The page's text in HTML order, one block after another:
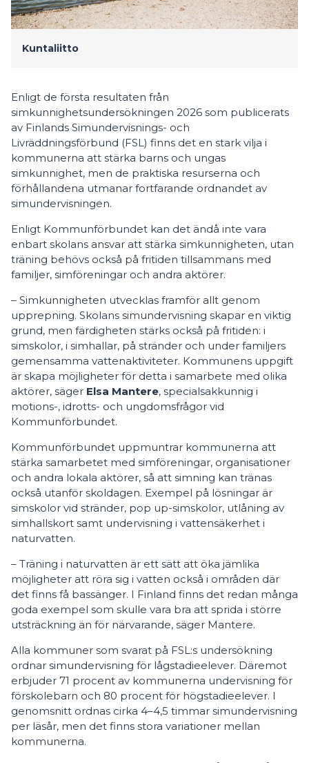
Kuntaliitto
Enligt de första resultaten från
simkunnighetsundersökningen 2026 som publicerats
av Finlands Simundervisnings- och
Livräddningsförbund (FSL) finns det en stark vilja i
kommunerna att stärka barns och ungas
simkunnighet, men de praktiska resurserna och
förhållandena utmanar fortfarande ordnandet av
simundervisningen.
Enligt Kommunförbundet kan det ändå inte vara
enbart skolans ansvar att stärka simkunnigheten, utan
träning behövs också på fritiden tillsammans med
familjer, simföreningar och andra aktörer.
– Simkunnigheten utvecklas framför allt genom
upprepning. Skolans simundervisning skapar en viktig
grund, men färdigheten stärks också på fritiden: i
simskolor, i simhallar, på stränder och under familjers
gemensamma vattenaktiviteter. Kommunens uppgift
är skapa möjligheter för detta i samarbete med olika
aktörer, säger Elsa Mantere, specialsakkunnig i
motions-, idrotts- och ungdomsfrågor vid
Kommunförbundet.
Kommunförbundet uppmuntrar kommunerna att
stärka samarbetet med simföreningar, organisationer
och andra lokala aktörer, så att simning kan tränas
också utanför skoldagen. Exempel på lösningar är
simskolor vid stränder, pop up-simskolor, utlåning av
simhallskort samt undervisning i vattensäkerhet i
naturvatten.
– Träning i naturvatten är ett sätt att öka jämlika
möjligheter att röra sig i vatten också i områden där
det finns få bassänger. I Finland finns det redan många
goda exempel som skulle vara bra att sprida i större
utsträckning än för närvarande, säger Mantere.
Alla kommuner som svarat på FSL:s undersökning
ordnar simundervisning för lågstadieelever. Däremot
erbjuder 71 procent av kommunerna undervisning för
förskolebarn och 80 procent för högstadieelever. I
genomsnitt ordnas cirka 4–4,5 timmar simundervisning
per läsår, men det finns stora variationer mellan
kommunerna.